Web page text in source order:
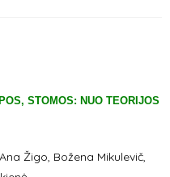
STOMOS: NUO TEORIJOS
Žigo, Božena Mikulevič,